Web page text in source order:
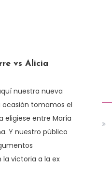
vs Alicia
nuestra nueva
ocasión tomamos el
eligiese entre María
Y nuestro público
la victoria a la ex